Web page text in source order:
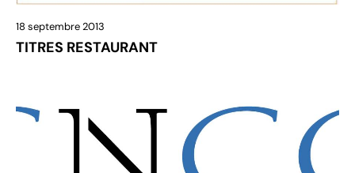
18 septembre 2013
TITRES RESTAURANT